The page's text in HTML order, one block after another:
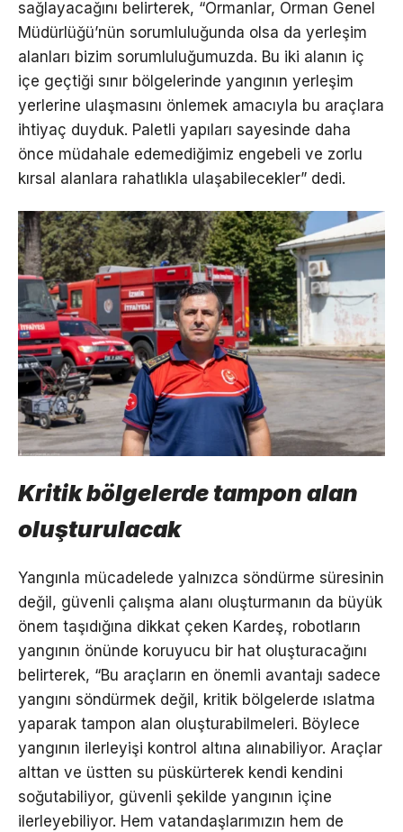
sağlayacağını belirterek, “Ormanlar, Orman Genel
Müdürlüğü’nün sorumluluğunda olsa da yerleşim
alanları bizim sorumluluğumuzda. Bu iki alanın iç
içe geçtiği sınır bölgelerinde yangının yerleşim
yerlerine ulaşmasını önlemek amacıyla bu araçlara
ihtiyaç duyduk. Paletli yapıları sayesinde daha
önce müdahale edemediğimiz engebeli ve zorlu
kırsal alanlara rahatlıkla ulaşabilecekler” dedi.
Kritik bölgelerde tampon alan
oluşturulacak
Yangınla mücadelede yalnızca söndürme süresinin
değil, güvenli çalışma alanı oluşturmanın da büyük
önem taşıdığına dikkat çeken Kardeş, robotların
yangının önünde koruyucu bir hat oluşturacağını
belirterek, “Bu araçların en önemli avantajı sadece
yangını söndürmek değil, kritik bölgelerde ıslatma
yaparak tampon alan oluşturabilmeleri. Böylece
yangının ilerleyişi kontrol altına alınabiliyor. Araçlar
alttan ve üstten su püskürterek kendi kendini
soğutabiliyor, güvenli şekilde yangının içine
ilerleyebiliyor. Hem vatandaşlarımızın hem de